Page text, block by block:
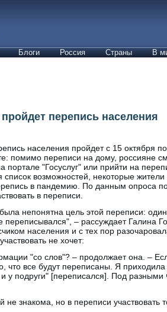
Блоги Россия Страны В
перепись населения
населения пройдет с 15 октября
помимо переписи на дому, россияне
портале "Госуслуг" или прийти на
возможностей, некоторые
в пандемию. По данным опроса
в переписи.
непонятна цель этой переписи:
переписывался", – рассуждает Галина
населения и с тех пор
не хочет:
"со слов"? – продолжает она. –
что все будут переписаны. Я
у подруги" [переписался]. Под
знакома, но в переписи участвовать